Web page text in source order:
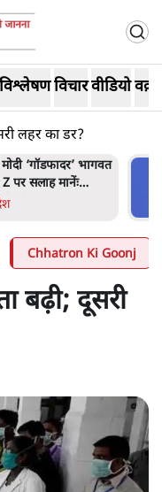
विश्लेषणविचारवीडियो
लहर का डर?
का माफीनामाः ये
की बात है
Chhatron Ki Goonj
बढ़ी; दूसरी